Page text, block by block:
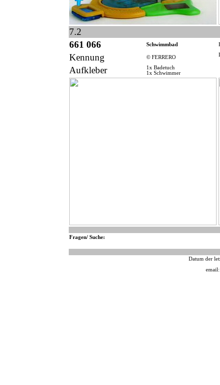
7.2
661 066
Schwimmbad
Kennung © FERRERO
Aufkleber
1x Badetuch
1x Schwimmer
Fragen/ Suche:
Datum der